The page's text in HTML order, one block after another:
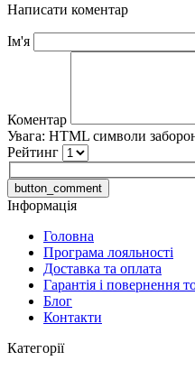
Написати коментар
Ім'я
Коментар
Увага: HTML символи
Рейтинг
button_comment
Інформація
Головна
Програма лояльності
Доставка та оплата
Гарантія і повернення
Блог
Контакти
Категорії